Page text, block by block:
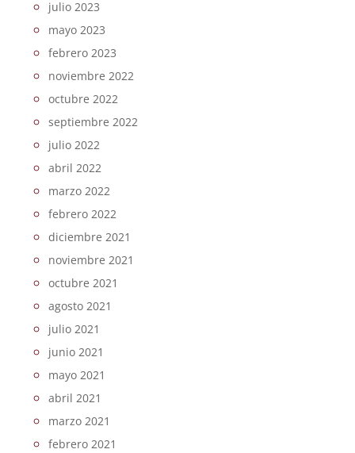
julio 2023
mayo 2023
febrero 2023
noviembre 2022
octubre 2022
septiembre 2022
julio 2022
abril 2022
marzo 2022
febrero 2022
diciembre 2021
noviembre 2021
octubre 2021
agosto 2021
julio 2021
junio 2021
mayo 2021
abril 2021
marzo 2021
febrero 2021